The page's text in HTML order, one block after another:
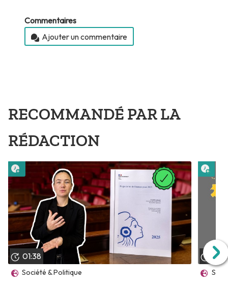
Commentaires
Ajouter un commentaire
RECOMMANDÉ PAR LA
RÉDACTION
01:38
Société & Politique
Lire plus tard